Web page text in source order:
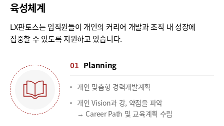
육성체계
LX판토스는 임직원들이 개인의 커리어 개발과 조직 내 성장에
집중할 수 있도록 지원하고 있습니다.
01 Planning
개인 맞춤형 경력개발계획
개인 Vision과 강, 약점을 파악
→ Career Path 및 교육계획 수립